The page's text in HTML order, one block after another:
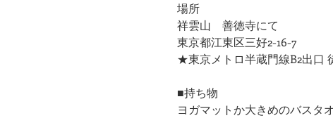
場所
祥雲山　善徳寺にて
東京都江東区三好2-16-7
★東京メトロ半蔵門線B2出口
■持ち物
ヨガマットか大きめのバスタ